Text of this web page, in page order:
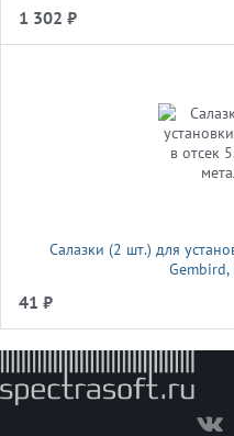
1 302 ₽
Салазки (2 шт.) для
Gembird,
41 ₽